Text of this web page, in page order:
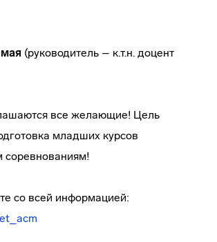
(руководитель – к.т.н. доцент
все желающие! Цель
младших курсов
соревнованиям!
со всей информацией: